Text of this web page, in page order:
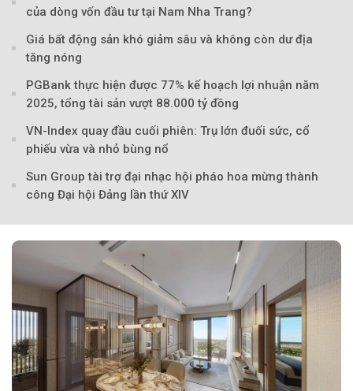
của dòng vốn đầu tư tại Nam Nha Trang?
Giá bất động sản khó giảm sâu và không còn dư địa
tăng nóng
PGBank thực hiện được 77% kế hoạch lợi nhuận năm
2025, tổng tài sản vượt 88.000 tỷ đồng
VN-Index quay đầu cuối phiên: Trụ lớn đuối sức, cổ
phiếu vừa và nhỏ bùng nổ
Sun Group tài trợ đại nhạc hội pháo hoa mừng thành
công Đại hội Đảng lần thứ XIV